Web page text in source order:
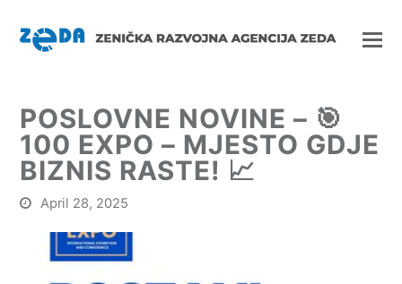
POSLOVNE NOVINE – 🎯
100 EXPO – MJESTO GDJE
BIZNIS RASTE! 📈
April 28, 2025